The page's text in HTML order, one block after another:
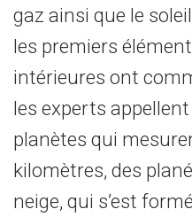
gaz ainsi que le
les premiers
intérieures ont
les experts
planètes qui
kilomètres, des
neige, qui s’est